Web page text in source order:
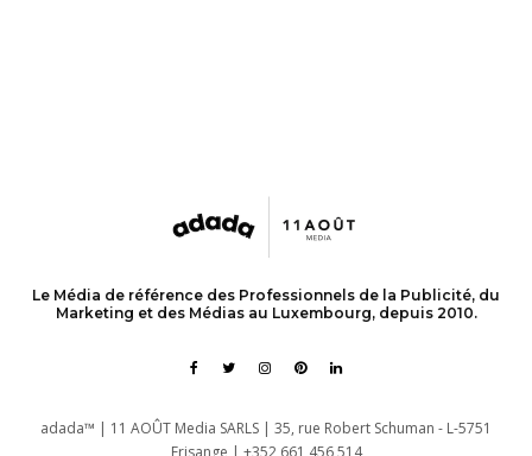
Le Média de référence des Professionnels de la Publicité, du
Marketing et des Médias au Luxembourg, depuis 2010.
adada™ | 11 AOÛT Media SARLS | 35, rue Robert Schuman - L-5751